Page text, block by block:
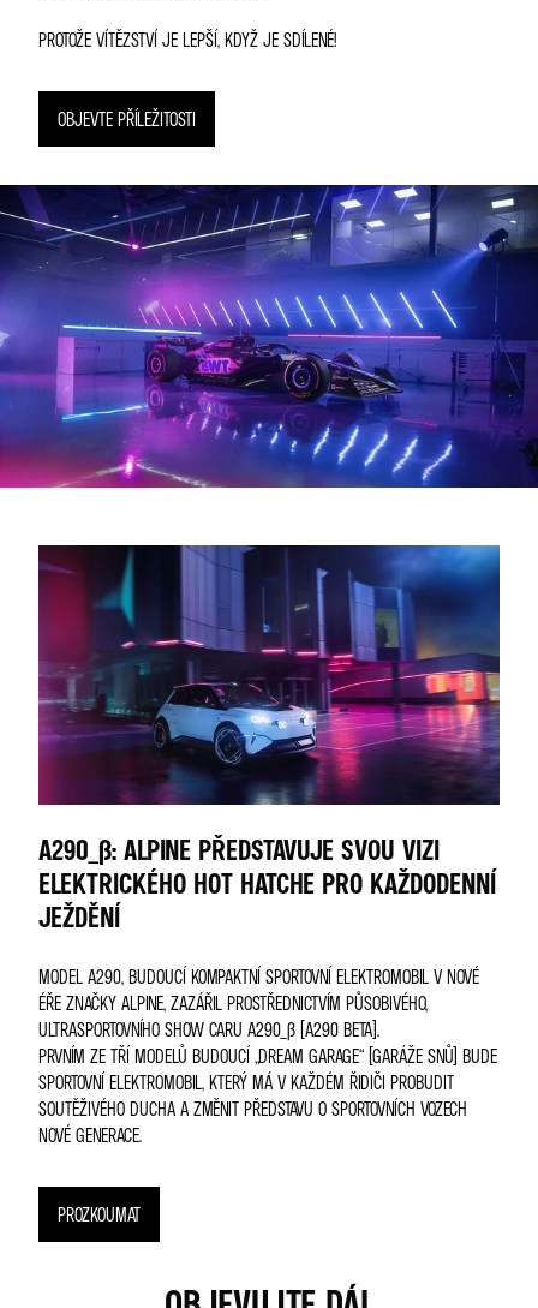
PROTOŽE VÍTĚZSTVÍ JE LEPŠÍ, KDYŽ JE SDÍLENÉ!
OBJEVTE PŘÍLEŽITOSTI
A290_Β: ALPINE PŘEDSTAVUJE SVOU VIZI
ELEKTRICKÉHO HOT HATCHE PRO KAŽDODENNÍ
JEŽDĚNÍ
MODEL A290, BUDOUCÍ KOMPAKTNÍ SPORTOVNÍ ELEKTROMOBIL V NOVÉ
ÉŘE ZNAČKY ALPINE, ZAZÁŘIL PROSTŘEDNICTVÍM PŮSOBIVÉHO,
ULTRASPORTOVNÍHO SHOW CARU A290_Β (A290 BETA).
PRVNÍM ZE TŘÍ MODELŮ BUDOUCÍ „DREAM GARAGE“ (GARÁŽE SNŮ) BUDE
SPORTOVNÍ ELEKTROMOBIL, KTERÝ MÁ V KAŽDÉM ŘIDIČI PROBUDIT
SOUTĚŽIVÉHO DUCHA A ZMĚNIT PŘEDSTAVU O SPORTOVNÍCH VOZECH
NOVÉ GENERACE.
PROZKOUMAT